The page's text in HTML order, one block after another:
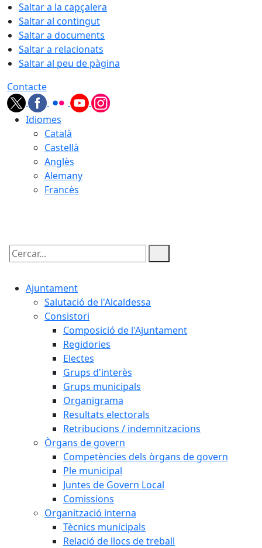
Saltar a la capçalera
Saltar al contingut
Saltar a documents
Saltar a relacionats
Saltar al peu de pàgina
Contacte
Idiomes
Català
Castellà
Anglès
Alemany
Francès
Cercar:
Ajuntament
Salutació de l'Alcaldessa
Consistori
Composició de l'Ajuntament
Regidories
Electes
Grups d'interès
Grups municipals
Organigrama
Resultats electorals
Retribucions / indemnitzacions
Òrgans de govern
Competències dels òrgans de govern
Ple municipal
Juntes de Govern Local
Comissions
Organització interna
Tècnics municipals
Relació de llocs de treball